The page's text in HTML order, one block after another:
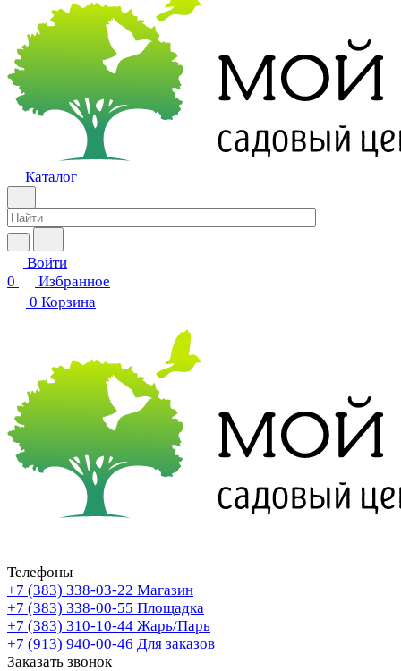
Каталог
Войти
0
Избранное
0 Корзина
Телефоны
+7 (383) 338-03-22 Магазин
+7 (383) 338-00-55 Площадка
+7 (383) 310-10-44 Жарь/Парь
+7 (913) 940-00-46 Для заказов
Заказать звонок